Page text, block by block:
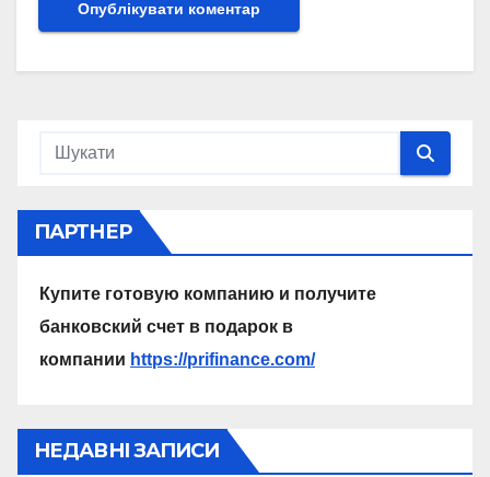
ПАРТНЕР
Купите готовую компанию и получите
банковский счет в подарок в
компании https://prifinance.com/
НЕДАВНІ ЗАПИСИ